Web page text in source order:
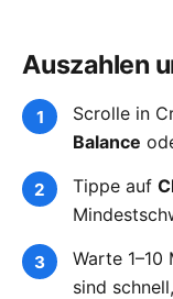
Auszahlen
Scrolle in
Balance
Tippe auf
Warte
sind